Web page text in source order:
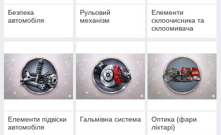
Безпека
автомобіля
Рульовий
механізм
Елементи
склоочисника та
склоомивача
Елементи підвіски
автомобіля
Гальмівна система
Оптика (фари
ліхтарі)